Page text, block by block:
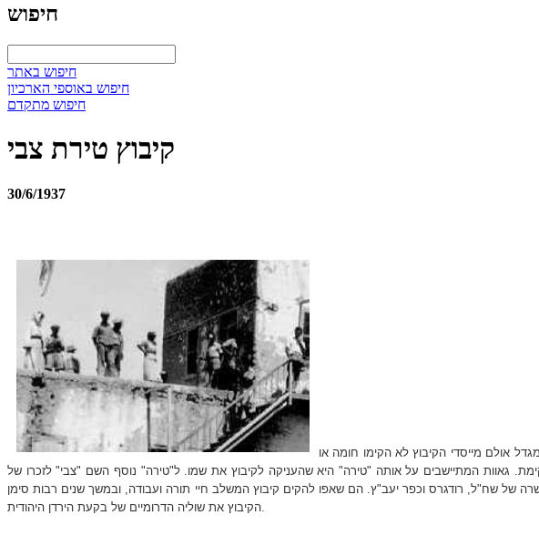
חיפוש
חיפוש באתר
חיפוש באוספי הארכיון
חיפוש מתקדם
קיבוץ טירת צבי
30/6/1937
חומה ומגדל אולם מייסדי הקיבוץ לא הקימו חומה או
גאוות המתיישבים על אותה "טירה" היא שהעניקה לקיבוץ את שמו. ל"טירה" נוסף השם "צבי" לזכרו של
שהשתלבו בקבוצות ההכשרה של שח"ל, רודגרס וכפר יעב"ץ. הם שאפו להקים קיבוץ המשלב חיי תורה ועבודה, ובמשך שנים רבות סימן
הקיבוץ את שוליה הדרומיים של בקעת הירדן היהודית.